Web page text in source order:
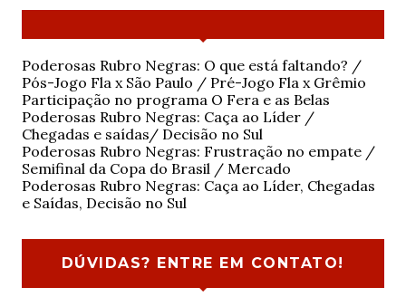
Poderosas Rubro Negras: O que está faltando? /
Pós-Jogo Fla x São Paulo / Pré-Jogo Fla x Grêmio
Participação no programa O Fera e as Belas
Poderosas Rubro Negras: Caça ao Líder /
Chegadas e saídas/ Decisão no Sul
Poderosas Rubro Negras: Frustração no empate /
Semifinal da Copa do Brasil / Mercado
Poderosas Rubro Negras: Caça ao Líder, Chegadas
e Saídas, Decisão no Sul
DÚVIDAS? ENTRE EM CONTATO!